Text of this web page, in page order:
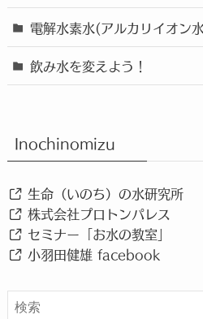
電解水素水(アルカリイオン
飲み水を変えよう！
Inochinomizu
生命（いのち）の水研究所
株式会社プロトンパレス
セミナー「お水の教室」
小羽田健雄 facebook